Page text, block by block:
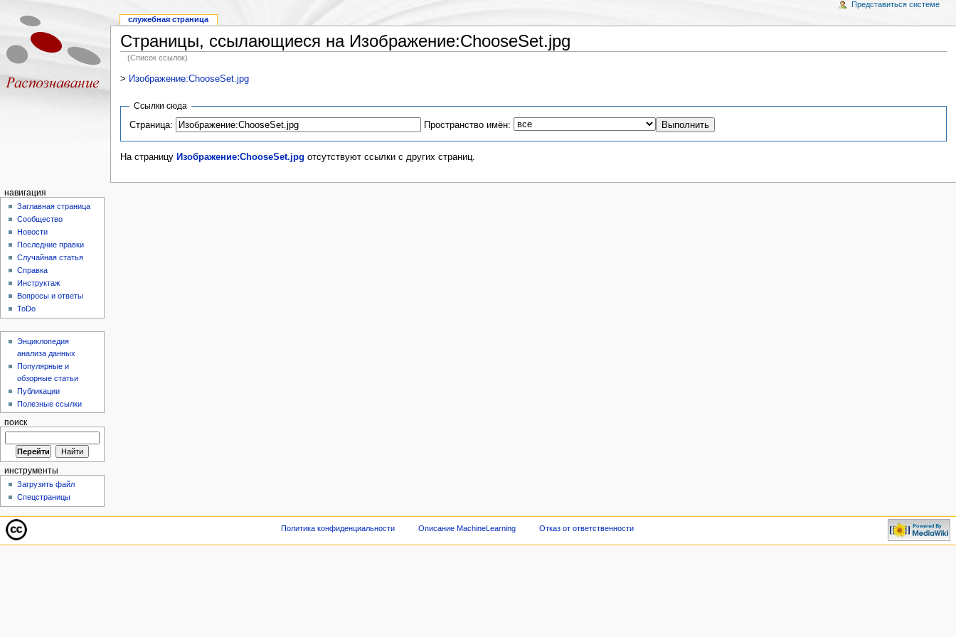
Страницы, ссылающиеся на Изображение:ChooseSet.jpg
(Список ссылок)
> Изображение:ChooseSet.jpg
Ссылки сюда
Страница:
Пространство имён:
На страницу Изображение:ChooseSet.jpg отсутствуют ссылки с других страниц.
служебная страница
Представиться системе
навигация
Заглавная страница
Сообщество
Новости
Последние правки
Случайная статья
Справка
Инструктаж
Вопросы и ответы
ToDo
Энциклопедия
анализа данных
Популярные и
обзорные статьи
Публикации
Полезные ссылки
поиск
инструменты
Загрузить файл
Спецстраницы
Политика конфиденциальности Описание MachineLearning Отказ от ответственности